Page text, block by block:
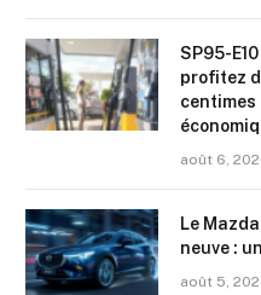
SP95-
profitez
août 6,
Le
neuve :
août 5,